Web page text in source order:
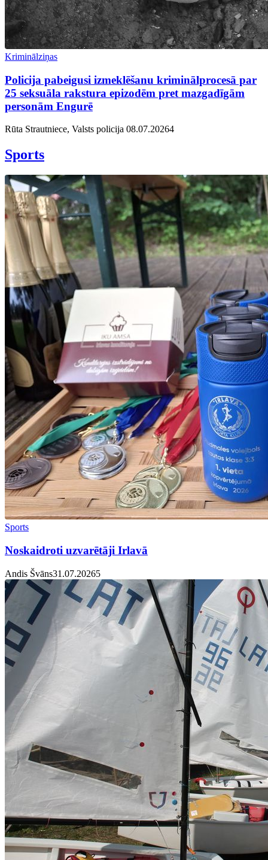
Kriminālziņas
Policija pabeigusi izmeklēšanu kriminālprocesā par
25 seksuāla rakstura epizodēm pret mazgadīgām
personām Engurē
Rūta Strautniece, Valsts policija 08.07.20264
Sports
Sports
Noskaidroti uzvarētāji Irlavā
Andis Švāns31.07.20265